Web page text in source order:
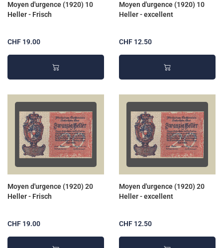
Moyen d'urgence (1920) 10
Heller - Frisch
CHF 19.00
Moyen d'urgence (1920) 10
Heller - excellent
CHF 12.50
Moyen d'urgence (1920) 20
Heller - Frisch
CHF 19.00
Moyen d'urgence (1920) 20
Heller - excellent
CHF 12.50